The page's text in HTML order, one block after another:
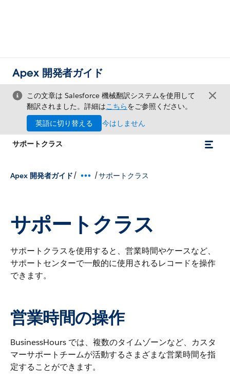
Apex 開発者ガイド
この文章は Salesforce 機械翻訳システムを使用して
翻訳されました。詳細はこちらをご参照ください。
英語に切り替える
今はしません
サポートクラス
Apex 開発者ガイド/ /サポートクラス
サポートクラス
サポートクラスを使用すると、営業時間やケースなど、
サポートセンターで一般的に使用されるレコードを操作
できます。
営業時間の操作
BusinessHours では、複数のタイムゾーンなど、カスタ
マーサポートチームが活動するさまざまな営業時間を指
定することができます。